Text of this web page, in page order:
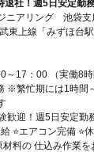
社！週5日安定勤
ニアリング 池袋支
東上線「みずほ台
～17：00 （実働8
※繁忙期には1時間
歓迎！週5日安定勤
⭐エアコン完備 ⭐
料の 仕込み作業を